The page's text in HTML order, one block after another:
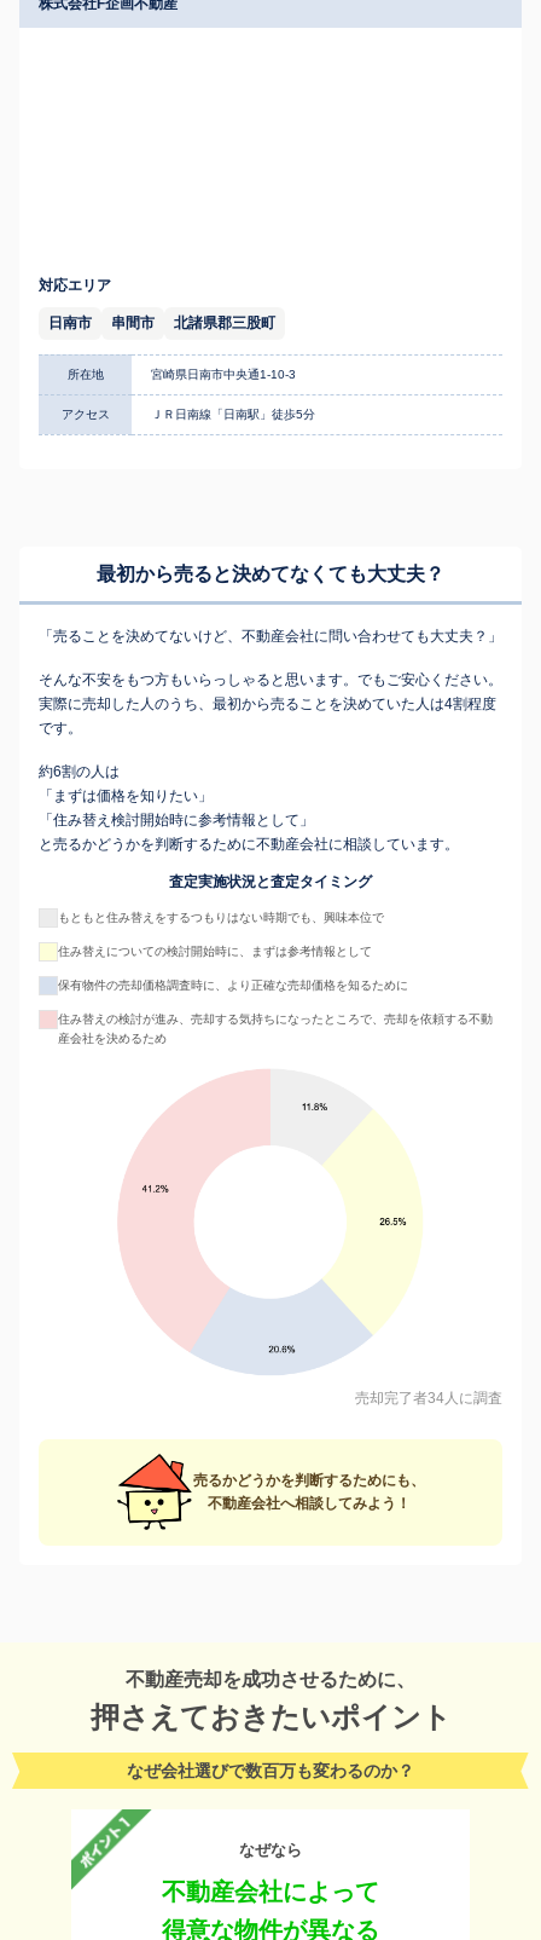
株式会社F企画不動産
対応エリア
日南市 串間市 北諸県郡三股町
所在地 宮崎県日南市中央通1-10-3
アクセス ＪＲ日南線「日南駅」徒歩5分
最初から売ると決めてなくても大丈夫？
「売ることを決めてないけど、不動産会社に問い合わせても大丈夫？」
そんな不安をもつ方もいらっしゃると思います。でもご安心ください。
実際に売却した人のうち、最初から売ることを決めていた人は4割程度
です。
約6割の人は
「まずは価格を知りたい」
「住み替え検討開始時に参考情報として」
と売るかどうかを判断するために不動産会社に相談しています。
査定実施状況と査定タイミング
もともと住み替えをするつもりはない時期でも、興味本位で
住み替えについての検討開始時に、まずは参考情報として
保有物件の売却価格調査時に、より正確な売却価格を知るために
住み替えの検討が進み、売却する気持ちになったところで、売却を依頼する不動
産会社を決めるため
売却完了者34人に調査
売るかどうかを判断するためにも、
不動産会社へ相談してみよう！
不動産売却を成功させるために、
押さえておきたいポイント
なぜ会社選びで数百万も変わるのか？
なぜなら
不動産会社によって
得意な物件が異なる